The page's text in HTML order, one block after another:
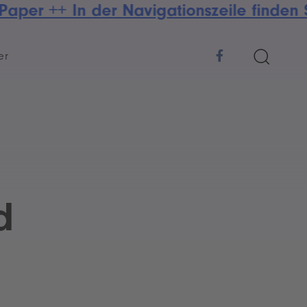
++ In der Navigationszeile